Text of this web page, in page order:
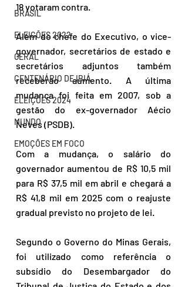
BRASIL
ELEIÇÕES 2022
GERAL
CENTENÁRIO DE IBIÁ
ELEIÇÕES 2024
MUNDO
EMOÇÕES EM FOCO
18 votaram contra.
Além do chefe do Executivo, o vice-
governador, secretários de estado e
secretários adjuntos também
receberão aumento. A última
mudança foi feita em 2007, sob a
gestão do ex-governador Aécio
Neves (PSDB).
Com a mudança, o salário do
governador aumentou de R$ 10,5 mil
para R$ 37,5 mil em abril e chegará a
R$ 41,8 mil em 2025 com o reajuste
gradual previsto no projeto de lei.
Segundo o Governo do Minas Gerais,
foi utilizado como referência o
subsídio do Desembargador do